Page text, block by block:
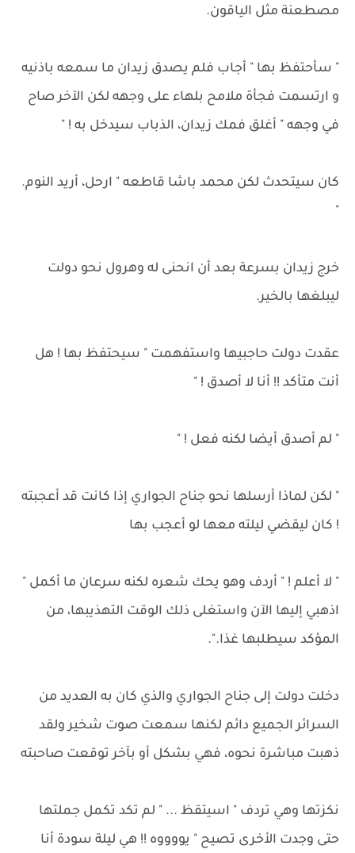
مصطعنة مثل الياقون.
" سأحتفظ بها " أجاب فلم يصدق زيدان ما سمعه باذنيه
و ارتسمت فجأة ملامح بلهاء على وجهه لكن الآخر صاح
في وجهه " أغلق فمك زيدان، الذباب سيدخل به ! "
كان سيتحدث لكن محمد باشا قاطعه " ارحل، أريد النوم.
"
خرج زيدان بسرعة بعد أن انحنى له وهرول نحو دولت
ليبلغها بالخير.
عقدت دولت حاجبيها واستفهمت " سيحتفظ بها ! هل
أنت متأكد !! أنا لا أصدق ! "
" لم أصدق أيضا لكنه فعل ! "
" لكن لماذا أرسلها نحو جناح الجواري إذا كانت قد أعجبته
! كان ليقضي ليلته معها لو أعجب بها
" لا أعلم ! " أردف وهو يحك شعره لكنه سرعان ما أكمل "
اذهبي إليها الآن واستغلى ذلك الوقت التهذيبها، من
المؤكد سيطلبها غذا.".
دخلت دولت إلى جناح الجواري والذي كان به العديد من
السرائر الجميع دائم لكنها سمعت صوت شخير ولقد
ذهبت مباشرة نحوه، فهي بشكل أو بآخر توقعت صاحبته
نكزتها وهي تردف " اسيتقظ ... " لم تكد تكمل جملتها
حتى وجدت الأخرى تصيح " يووووه !! هي ليلة سودة أنا